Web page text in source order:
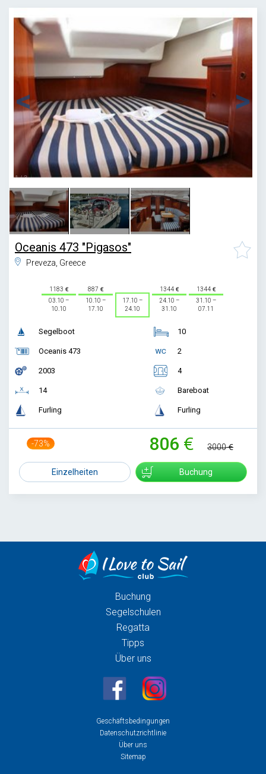
1/3
Oceanis 473 "Pigasos"
Preveza, Greece
1183
03.10 –
10.10
887
10.10 –
17.10
17.10 –
24.10
1344
24.10 –
31.10
1344
31.10 –
07.11
Segelboot
Oceanis 473
2003
14
Furling
10
2
4
Bareboat
Furling
-73% 806 3000
Einzelheiten Buchung
Buchung
Segelschulen
Regatta
Tipps
Über uns
Geschäftsbedingungen
Datenschutzrichtlinie
Über uns
Sitemap